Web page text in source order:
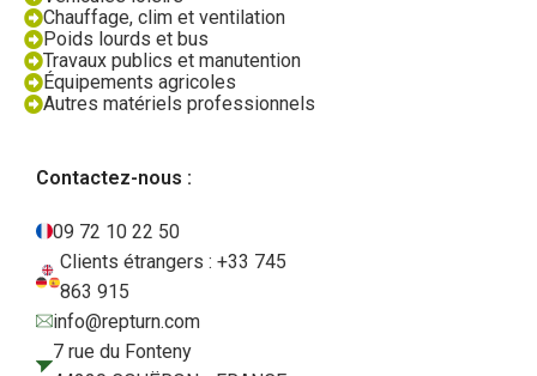
Chauffage, clim et ventilation
Poids lourds et bus
Travaux publics et manutention
Équipements agricoles
Autres matériels professionnels
Contactez-nous :
09 72 10 22 50
Clients étrangers : +33 745
863 915
info@repturn.com
7 rue du Fonteny